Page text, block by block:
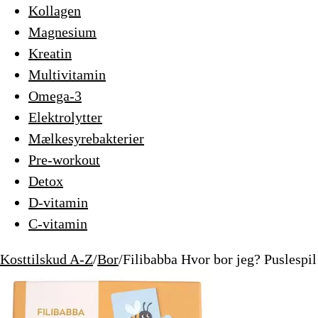
Kollagen
Magnesium
Kreatin
Multivitamin
Omega-3
Elektrolytter
Mælkesyrebakterier
Pre-workout
Detox
D-vitamin
C-vitamin
Kosttilskud A-Z/Bor/Filibabba Hvor bor jeg?